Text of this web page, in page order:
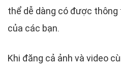
thể dễ dàng có được thông
của các bạn.
Khi đăng cả ảnh và video